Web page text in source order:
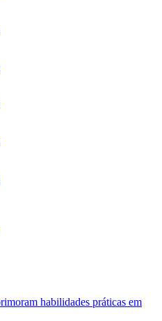
habilidades práticas em